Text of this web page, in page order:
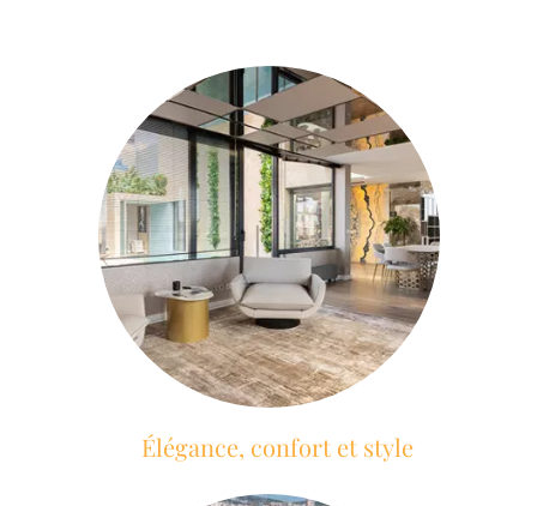
Élégance, confort et style